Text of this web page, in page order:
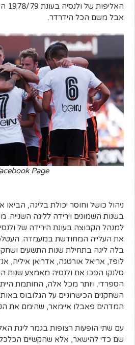
אבל משם הכל הידרדר.
Page
ניהול כושל וחוסר יכולת בליגה,
בשנות השמונים וירידה לליגה השנייה.
למנהל הקבוצה בעונת הירידה של
את העלייה המחודשת במעמדה.
בלה ליגה בתחילת שנות התשעים
לופז, אריאל אורטגה, אדריאן איליה,
סלנקו הפכו את ולנסיה מאמצע שנות
הספרדי. ויותר מכל אלה, החותמת
השחקנים הכישרוניים על הגלובוס
המדהים פאבלו איימאר, שהימם את
עם שתי הופעות רצופות בגמר ליגת
שם כדי להישאר, אלא שהקשיים